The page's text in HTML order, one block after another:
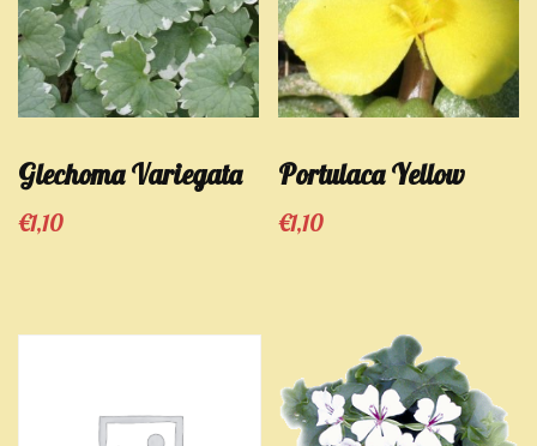
Glechoma Variegata
€1,10
Portulaca Yellow
€1,10